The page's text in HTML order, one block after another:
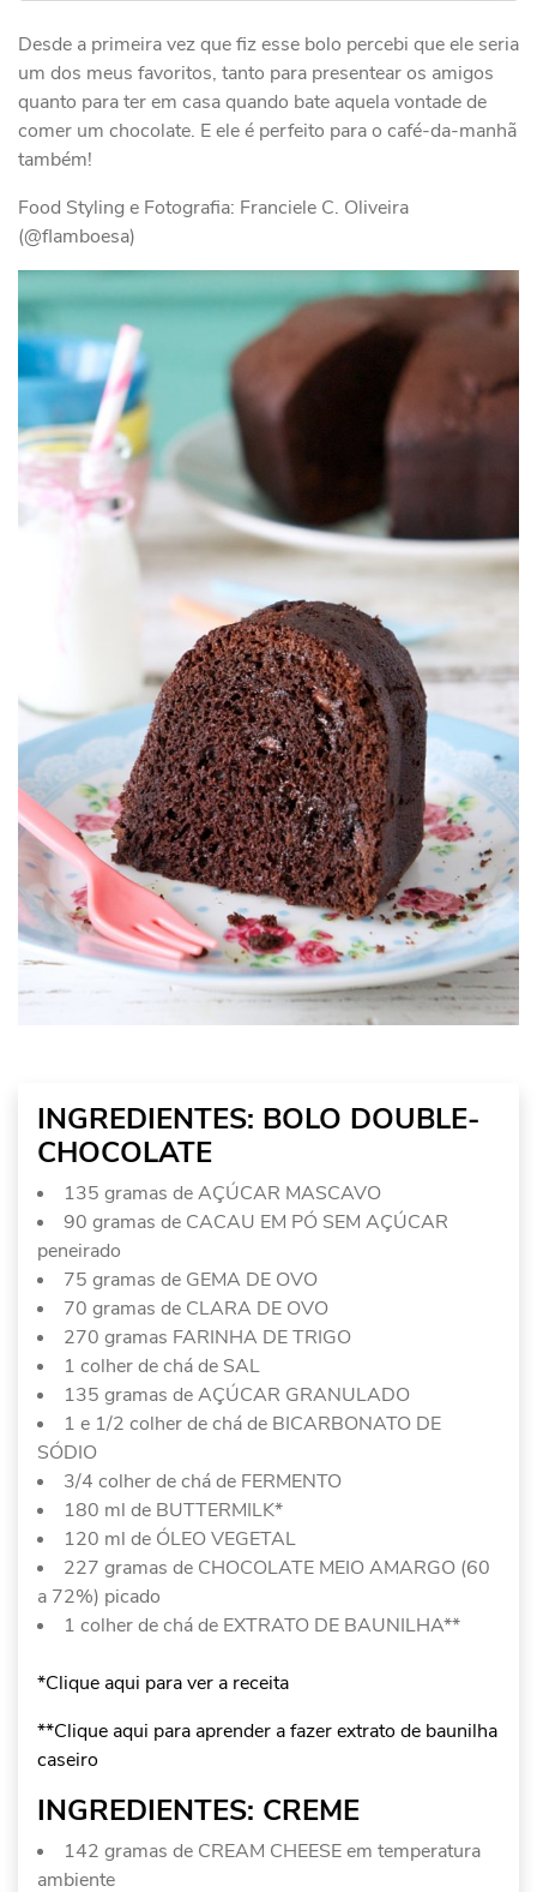
Desde a primeira vez que fiz esse bolo percebi que ele seria
um dos meus favoritos, tanto para presentear os amigos
quanto para ter em casa quando bate aquela vontade de
comer um chocolate. E ele é perfeito para o café-da-manhã
também!
Food Styling e Fotografia: Franciele C. Oliveira
(@flamboesa)
INGREDIENTES: BOLO DOUBLE-
CHOCOLATE
135 gramas de AÇÚCAR MASCAVO
90 gramas de CACAU EM PÓ SEM AÇÚCAR
peneirado
75 gramas de GEMA DE OVO
70 gramas de CLARA DE OVO
270 gramas FARINHA DE TRIGO
1 colher de chá de SAL
135 gramas de AÇÚCAR GRANULADO
1 e 1/2 colher de chá de BICARBONATO DE
SÓDIO
3/4 colher de chá de FERMENTO
180 ml de BUTTERMILK*
120 ml de ÓLEO VEGETAL
227 gramas de CHOCOLATE MEIO AMARGO (60
a 72%) picado
1 colher de chá de EXTRATO DE BAUNILHA**
*Clique aqui para ver a receita
**Clique aqui para aprender a fazer extrato de baunilha
caseiro
INGREDIENTES: CREME
142 gramas de CREAM CHEESE em temperatura
ambiente